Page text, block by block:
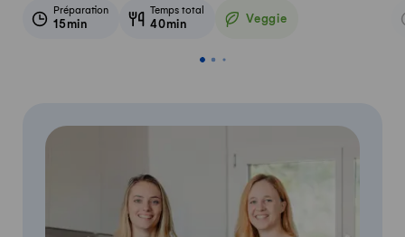
Préparation
15min
Temps total
40min Veggie
Veggie